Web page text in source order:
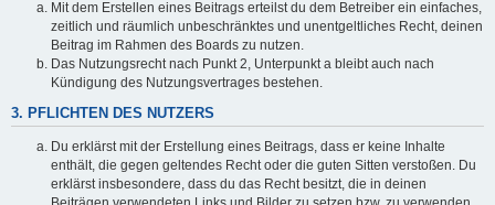
Mit dem Erstellen eines Beitrags erteilst du dem Betreiber ein einfaches,
zeitlich und räumlich unbeschränktes und unentgeltliches Recht, deinen
Beitrag im Rahmen des Boards zu nutzen.
Das Nutzungsrecht nach Punkt 2, Unterpunkt a bleibt auch nach
Kündigung des Nutzungsvertrages bestehen.
3. PFLICHTEN DES NUTZERS
Du erklärst mit der Erstellung eines Beitrags, dass er keine Inhalte
enthält, die gegen geltendes Recht oder die guten Sitten verstoßen. Du
erklärst insbesondere, dass du das Recht besitzt, die in deinen